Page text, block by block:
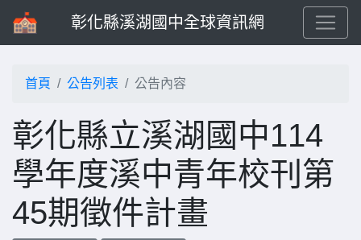
彰化縣溪湖國中全球資訊網
首頁 公告列表 公告內容
彰化縣立溪湖國中114
學年度溪中青年校刊第
45期徵件計畫